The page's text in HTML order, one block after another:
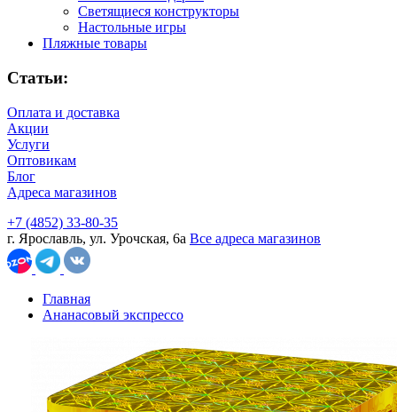
Светящиеся конструкторы
Настольные игры
Пляжные товары
Статьи:
Оплата и доставка
Акции
Услуги
Оптовикам
Блог
Адреса магазинов
+7 (4852) 33-80-35
г. Ярославль, ул. Урочская, 6а Все адреса магазинов
Главная
Ананасовый экспрессо